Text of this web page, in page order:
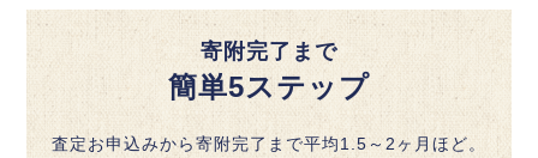
寄附完了まで
簡単5ステップ
査定お申込みから寄附完了まで平均1.5～2ヶ月ほど。